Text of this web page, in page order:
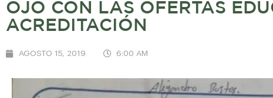
OJO CON LAS OFERTAS
ACREDITACIÓN
AGOSTO 15, 2019 6:00 AM